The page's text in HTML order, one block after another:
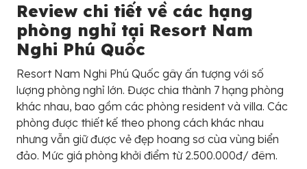
Review chi tiết về các hạng
phòng nghỉ tại Resort Nam
Nghi Phú Quốc
Resort Nam Nghi Phú Quốc gây ấn tượng với số
lượng phòng nghỉ lớn. Được chia thành 7 hạng phòng
khác nhau, bao gồm các phòng resident và villa. Các
phòng được thiết kế theo phong cách khác nhau
nhưng vẫn giữ được vẻ đẹp hoang sơ cùa vùng biển
đảo. Mức giá phòng khởi điểm từ 2.500.000đ/ đêm.